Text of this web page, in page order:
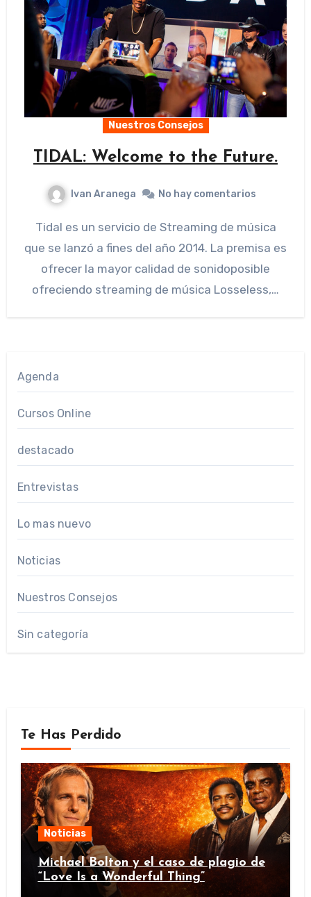
Nuestros Consejos
TIDAL: Welcome to the Future.
Ivan Aranega No hay comentarios
Tidal es un servicio de Streaming de música
que se lanzó a fines del año 2014. La premisa es
ofrecer la mayor calidad de sonidoposible
ofreciendo streaming de música Losseless,…
Agenda
Cursos Online
destacado
Entrevistas
Lo mas nuevo
Noticias
Nuestros Consejos
Sin categoría
Te Has Perdido
Noticias
Michael Bolton y el caso de plagio de
“Love Is a Wonderful Thing”